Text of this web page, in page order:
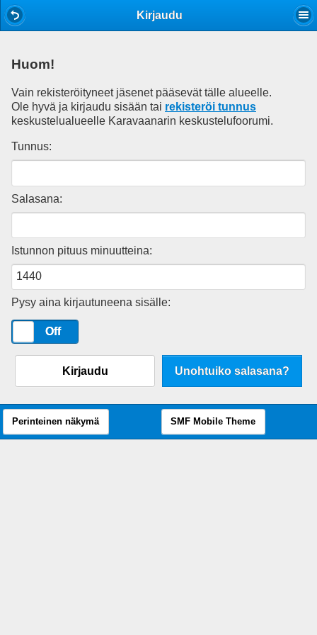
Kirjaudu
Huom!
Vain rekisteröityneet jäsenet pääsevät tälle alueelle.
Ole hyvä ja kirjaudu sisään tai rekisteröi tunnus
keskustelualueelle Karavaanarin keskustelufoorumi.
Tunnus:
Salasana:
Istunnon pituus minuutteina:
Pysy aina kirjautuneena sisälle:
Off
Kirjaudu Unohtuiko salasana?
Perinteinen näkymä SMF Mobile Theme